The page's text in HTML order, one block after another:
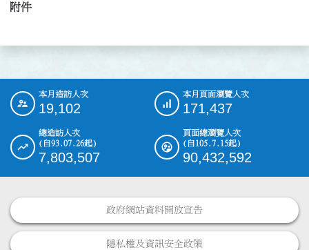
附件
::: 本月造訪人次
19,102
本月頁面瀏覽人次
171,437
總造訪人次
(自93.07.26起)
7,803,507
頁面總瀏覽人次
(自105.7.15起)
90,432,592
政府網站資料開放宣告
隱私權及資訊安全政策